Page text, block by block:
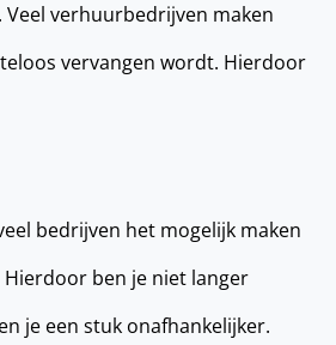
verhuurbedrijven maken
vervangen wordt. Hierdoor
bedrijven het mogelijk maken
ben je niet langer
je een stuk onafhankelijker.